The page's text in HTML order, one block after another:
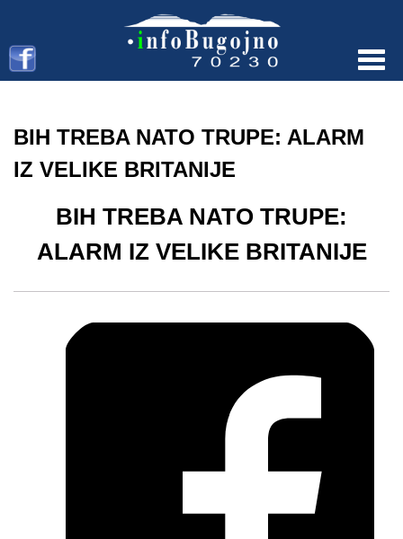
BIH TREBA NATO TRUPE: ALARM
IZ VELIKE BRITANIJE
BIH TREBA NATO TRUPE:
ALARM IZ VELIKE BRITANIJE